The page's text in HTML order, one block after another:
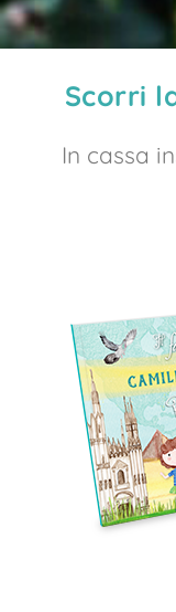
Scorri
In cassa